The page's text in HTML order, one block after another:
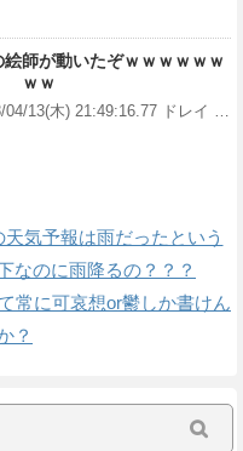
絵師が動いたぞｗｗｗｗｗｗ
ｗｗ
13(木) 21:49:16.77 ドレイ …
天気予報は雨だったという
なのに雨降るの？？？
常に可哀想or鬱しか書けん
？